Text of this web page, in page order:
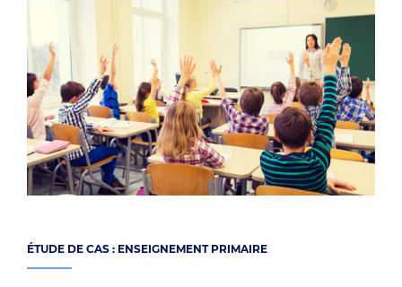
ÉTUDE DE CAS : ENSEIGNEMENT PRIMAIRE